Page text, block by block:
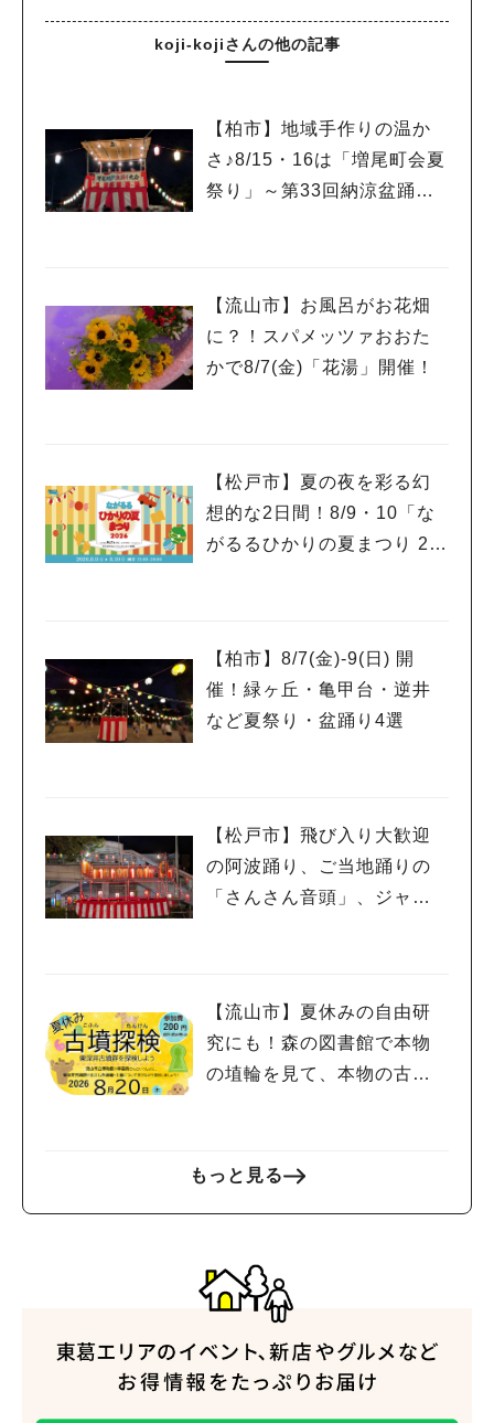
koji-kojiさんの他の記事
【柏市】地域手作りの温か
さ♪8/15・16は「増尾町会夏
祭り」～第33回納涼盆踊り
【流山市】お風呂がお花畑
に？！スパメッツァおおた
かで8/7(金)「花湯」開催！
【松戸市】夏の夜を彩る幻
想的な2日間！8/9・10「な
がるるひかりの夏まつり 20
【柏市】8/7(金)‐9(日) 開
催！緑ヶ丘・亀甲台・逆井
など夏祭り・盆踊り4選
【松戸市】飛び入り大歓迎
の阿波踊り、ご当地踊りの
「さんさん音頭」、ジャ
【流山市】夏休みの自由研
究にも！森の図書館で本物
の埴輪を見て、本物の古墳
もっと見る